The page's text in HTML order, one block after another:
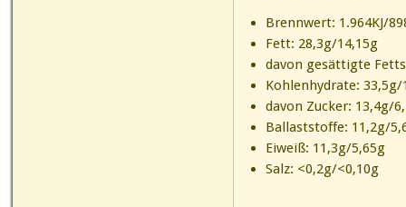
Brennwert: 1.964KJ/
Fett: 28,3g/14,15g
davon gesättigte
Kohlenhydrate: 33,5g/
davon Zucker: 13,4g/
Ballaststoffe: 11,2g/
Eiweiß: 11,3g/5,65g
Salz: <0,2g/<0,10g